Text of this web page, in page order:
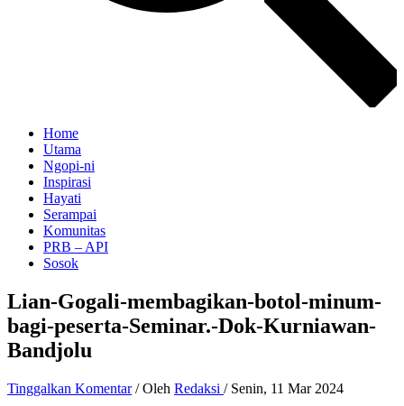
Home
Utama
Ngopi-ni
Inspirasi
Hayati
Serampai
Komunitas
PRB – API
Sosok
Lian-Gogali-membagikan-botol-minum-
bagi-peserta-Seminar.-Dok-Kurniawan-
Bandjolu
Tinggalkan Komentar / Oleh Redaksi / Senin, 11 Mar 2024